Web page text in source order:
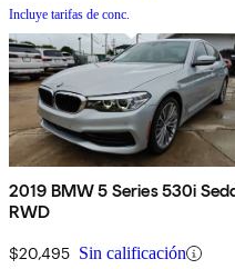
Incluye tarifas de conc.
2019 BMW 5 Series 530i
RWD
$20,495 Sin calificación